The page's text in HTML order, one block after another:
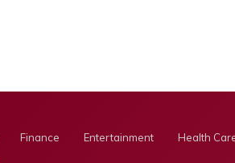
Finance Entertainment Health